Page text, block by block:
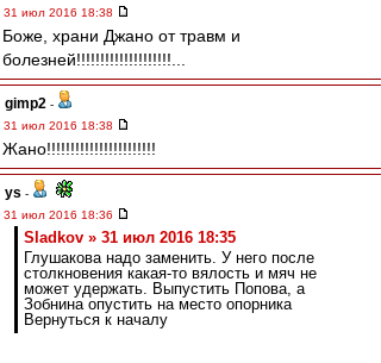
31 июл 2016 18:38
Боже, храни Джано от травм и
болезней!!!!!!!!!!!!!!!!!!!!...
gimp2 -
31 июл 2016 18:38
Жано!!!!!!!!!!!!!!!!!!!!!!!
ys -
31 июл 2016 18:36
Sladkov » 31 июл 2016 18:35
Глушакова надо заменить. У него после
столкновения какая-то вялость и мяч не
может удержать. Выпустить Попова, а
Зобнина опустить на место опорника
Вернуться к началу